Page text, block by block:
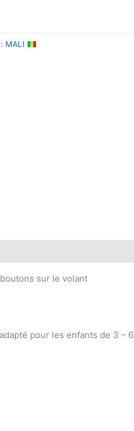
MALI
sur le volant
pour les enfants de 3 – 6